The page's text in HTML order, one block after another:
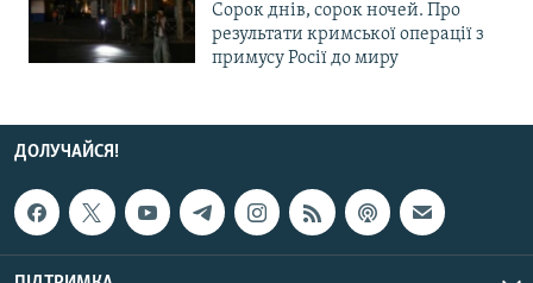
Сорок днів, сорок ночей. Про
результати кримської операції з
примусу Росії до миру
ДОЛУЧАЙСЯ!